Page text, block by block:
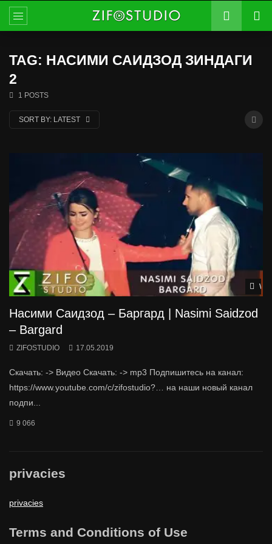
TAG: НАСИМИ САИДЗОД ЗИНДАГИ
2
1 POSTS
SORT BY: LATEST
Насими Саидзод – Баргард | Nasimi Saidzod
– Bargard
ZIFOSTUDIO 17.05.2019
Скачать: -> Видео Скачать: -> mp3 Подпишитесь на канал:
https://www.youtube.com/c/zifostudio?… на наши новый канал
подпи...
9 066
privacies
privacies
Terms and Conditions of Use